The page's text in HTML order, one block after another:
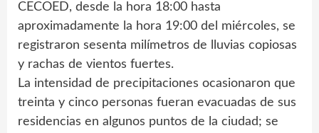
CECOED, desde la hora 18:00 hasta
aproximadamente la hora 19:00 del miércoles, se
registraron sesenta milímetros de lluvias copiosas
y rachas de vientos fuertes.
La intensidad de precipitaciones ocasionaron que
treinta y cinco personas fueran evacuadas de sus
residencias en algunos puntos de la ciudad; se